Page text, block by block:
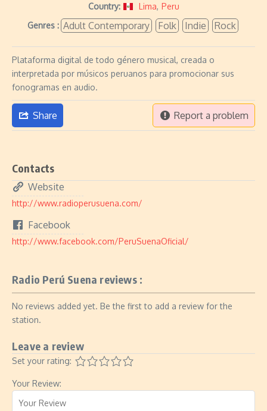
Country: Lima, Peru
Genres : Adult Contemporary Folk Indie Rock
Plataforma digital de todo género musical, creada o
interpretada por músicos peruanos para promocionar sus
fonogramas en audio.
Share Report a problem
Contacts
Website
http://www.radioperusuena.com/
Facebook
http://www.facebook.com/PeruSuenaOficial/
Radio Perú Suena reviews :
No reviews added yet. Be the first to add a review for the
station.
Leave a review
Set your rating:
Your Review: